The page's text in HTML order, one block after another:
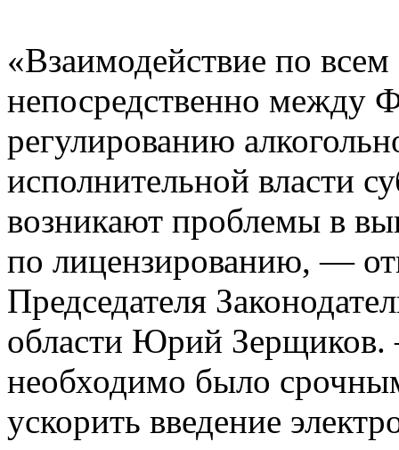
«Взаимодействие по
непосредственно между
регулированию
исполнительной власти
возникают проблемы в
по лицензированию, —
Председателя
области Юрий
необходимо было
ускорить введение